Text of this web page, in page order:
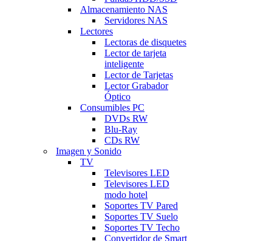
Almacenamiento NAS
Servidores NAS
Lectores
Lectoras de disquetes
Lector de tarjeta
inteligente
Lector de Tarjetas
Lector Grabador
Óptico
Consumibles PC
DVDs RW
Blu-Ray
CDs RW
Imagen y Sonido
TV
Televisores LED
Televisores LED
modo hotel
Soportes TV Pared
Soportes TV Suelo
Soportes TV Techo
Convertidor de Smart